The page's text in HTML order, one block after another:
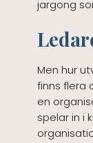
jargong
Men hur
finns flera
en
spelar in i